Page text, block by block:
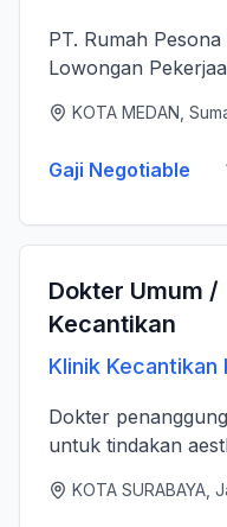
PT. Rumah
Lowongan
layanan medis
dan berkualitas
KOTA MEDAN,
Gaji Negotiable
Dokter Umum /
Kecantikan
Klinik Kecantikan
Dokter penanggung jawab
untuk tindakan
KOTA SURABAYA,